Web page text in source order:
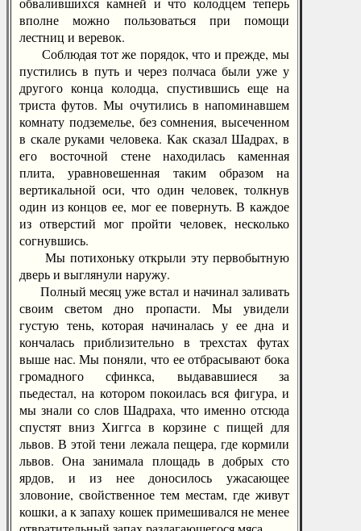
вполне можно пользоваться при помощи
лестниц и веревок.
Соблюдая тот же порядок, что и прежде, мы
пустились в путь и через полчаса были уже у
другого конца колодца, спустившись еще на
триста футов. Мы очутились в напоминавшем
комнату подземелье, без сомнения, высеченном
в скале руками человека. Как сказал Шадрах, в
его восточной стене находилась каменная
плита, уравновешенная таким образом на
вертикальной оси, что один человек, толкнув
один из концов ее, мог ее повернуть. В каждое
из отверстий мог пройти человек, несколько
согнувшись.
Мы потихоньку открыли эту первобытную
дверь и выглянули наружу.
Полный месяц уже встал и начинал заливать
своим светом дно пропасти. Мы увидели
густую тень, которая начиналась у ее дна и
кончалась приблизительно в трехстах футах
выше нас. Мы поняли, что ее отбрасывают бока
громадного сфинкса, выдававшиеся за
пьедестал, на котором покоилась вся фигура, и
мы знали со слов Шадраха, что именно отсюда
спустят вниз Хиггса в корзине с пищей для
львов. В этой тени лежала пещера, где кормили
львов. Она занимала площадь в добрых сто
ярдов, и из нее доносилось ужасающее
зловоние, свойственное тем местам, где живут
кошки, а к запаху кошек примешивался не менее